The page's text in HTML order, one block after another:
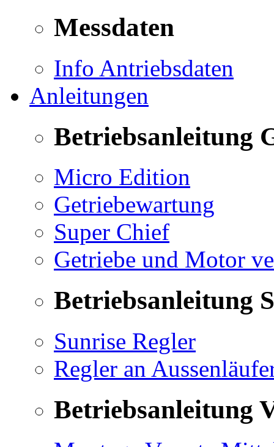
Messdaten
Info Antriebsdaten
Anleitungen
Betriebsanleitung
Micro Edition
Getriebewartung
Super Chief
Getriebe und Motor
Betriebsanleitung
Sunrise Regler
Regler an
Betriebsanleitung